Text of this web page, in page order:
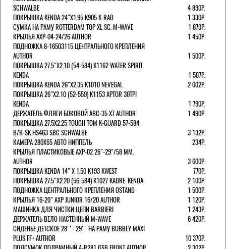
SCHWALBE
4 890Р.
ПОКРЫШКА KENDA 24"Х1,95 K905 K-RAD
1 330Р.
СУМКА НА РАМУ ROTTERDAM TOP XL SC. M-WAVE
1 879Р.
КРЫЛЬЯ AXP-04-24/26 AUTHOR
1 450Р.
ПОДНОЖКА 8-16503115 ЦЕНТРАЛЬНОГО КРЕПЛЕНИЯ
AUTHOR
1 500Р.
ПОКРЫШКА 27.5"Х2.10 (54-584) K1162 WATER SPIRIT.
KENDA
1 587Р.
ПОКРЫШКА KENDA 26"Х2,35 K1010 NEVEGAL
2 002Р.
ПОКРЫШКА 26"Х2.10 (52-559) K1153 APTOR 30TPI
KENDA
1 790Р.
ДЕРЖАТЕЛЬ ФЛЯГИ БОКОВОЙ ABC-35 X7 AUTHOR
1 490Р.
ПОКРЫШКА 27.5X2.25 TOUGH TOM K-GUARD 57-584
B/B-SK HS463 SBC SCHWALBE
3 132Р.
КАМЕРА 280Х65 АВТО НИППЕЛЬ
234Р.
КРЫЛЬЯ ПЛАСТИКОВЫЕ AXP-02 26"-29"/58 ММ.
AUTHOR
3 600Р.
ПОКРЫШКА KENDA 14" Х 1,50 K193 KWEST
770Р.
ПОКРЫШКА 27.5"Х2.20 (56-584) K1027 KADRE. KENDA
2 100Р.
ПОДНОЖКА ЦЕНТРАЛЬНОГО КРЕПЛЕНИЯ OSTAND
1 500Р.
КРЫЛЬЯ 16-20" AXP JUNIOR 16/20 AUTHOR
1 120Р.
МАШИНКА ДЛЯ ЧИСТКИ ЦЕПИ BARBIERI
1 243Р.
ДЕРЖАТЕЛЬ ВЕЛО НАСТЕННЫЙ M-WAVE
6 420Р.
СИДЕНЬЕ ДЕТСКОЕ 28''- 29'' НА РАМУ BUBBLY MAXI
PLUS FF+ AUTHOR
10 370Р.